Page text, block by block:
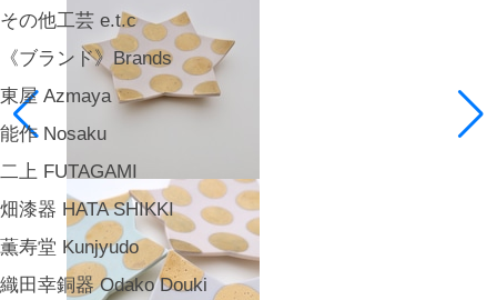
その他工芸 e.t.c
《ブランド》Brands
東屋 Azmaya
能作 Nosaku
二上 FUTAGAMI
畑漆器 HATA SHIKKI
薫寿堂 Kunjyudo
織田幸銅器 Odako Douki